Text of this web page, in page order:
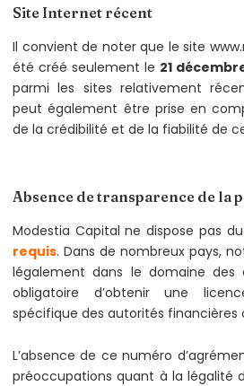
Site Internet récent
Il convient de noter que le site
été créé seulement le 21
parmi les sites relativement
peut également être prise en
de la crédibilité et de la fiabilité de
Absence de transparence de la
Modestia Capital ne dispose pas du
requis. Dans de nombreux pays,
légalement dans le domaine des
obligatoire d’obtenir une
spécifique des autorités
L’absence de ce numéro
préoccupations quant à la légalité